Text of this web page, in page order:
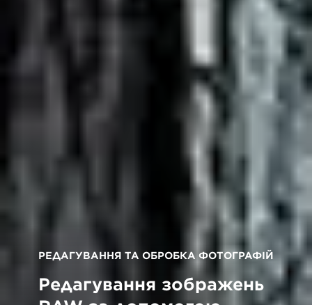
РЕДАГУВАННЯ ТА ОБРОБКА ФОТОГРАФІЙ
Редагування зображень